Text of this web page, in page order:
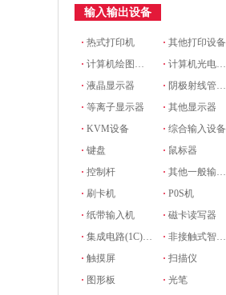
输入输出设备
·热式打印机 ·其他打印设备
·计算机绘图设备 ·计算机光电设备
·液晶显示器 · 阴极射线管显示器
·等离子显示器 ·其他显示器
·KVM设备 ·综合输入设备
·键盘 · 鼠标器
·控制杆 ·其他一般输入设备
· 刷卡机 ·P0S机
·纸带输入机 ·磁卡读写器
·集成电路(1C)卡读写器 ·非接触式智能卡读写机
·触摸屏 ·扫描仪
· 图形板 ·光笔